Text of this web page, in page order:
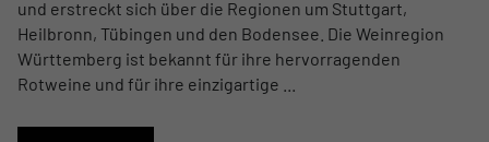
und erstreckt sich über die Regionen um Stuttgart,
Heilbronn, Tübingen und den Bodensee. Die Weinregion
Württemberg ist bekannt für ihre hervorragenden
Rotweine und für ihre einzigartige ...